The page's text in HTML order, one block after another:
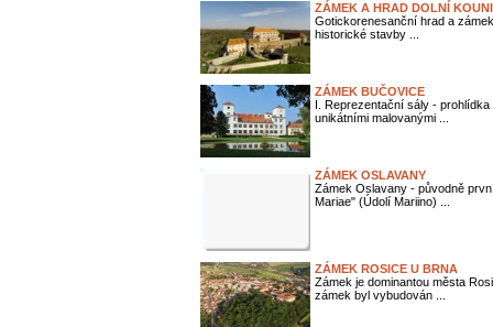
ZÁMEK A HRAD DOLNÍ
Goticko­renesanční hrad a
historické stavby ...
ZÁMEK BUČOVICE
I. Reprezentační sály -
unikátními malovanými ...
ZÁMEK OSLAVANY
Zámek Oslavany - původně
Mariae" (Údolí Mariino) ...
ZÁMEK ROSICE U BRNA
Zámek je dominantou města
zámek byl vybudován ...